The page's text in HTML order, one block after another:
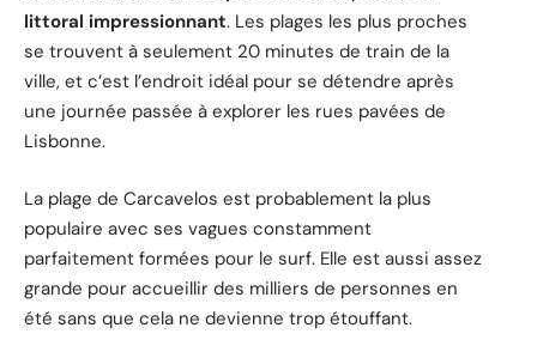
littoral impressionnant. Les plages les plus proches
se trouvent à seulement 20 minutes de train de la
ville, et c’est l’endroit idéal pour se détendre après
une journée passée à explorer les rues pavées de
Lisbonne.
La plage de Carcavelos est probablement la plus
populaire avec ses vagues constamment
parfaitement formées pour le surf. Elle est aussi assez
grande pour accueillir des milliers de personnes en
été sans que cela ne devienne trop étouffant.